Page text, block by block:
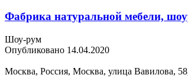
Фабрика натуральной мебели,
Шоу-рум
Опубликовано 14.04.2020
Москва, Россия, Москва, улица Вавилова,